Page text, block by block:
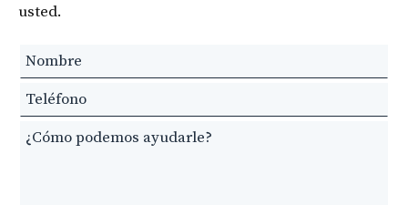
usted.
Leave
this
field
blank